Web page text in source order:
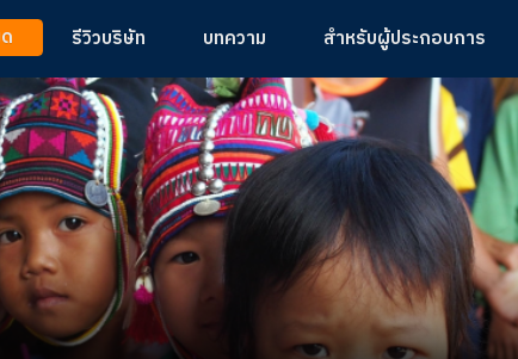
รีวิวบริษัท บทความ สำหรับผู้ประกอบการ